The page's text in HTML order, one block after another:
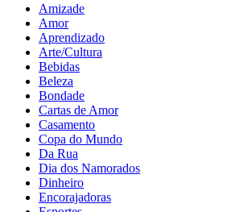
Amizade
Amor
Aprendizado
Arte/Cultura
Bebidas
Beleza
Bondade
Cartas de Amor
Casamento
Copa do Mundo
Da Rua
Dia dos Namorados
Dinheiro
Encorajadoras